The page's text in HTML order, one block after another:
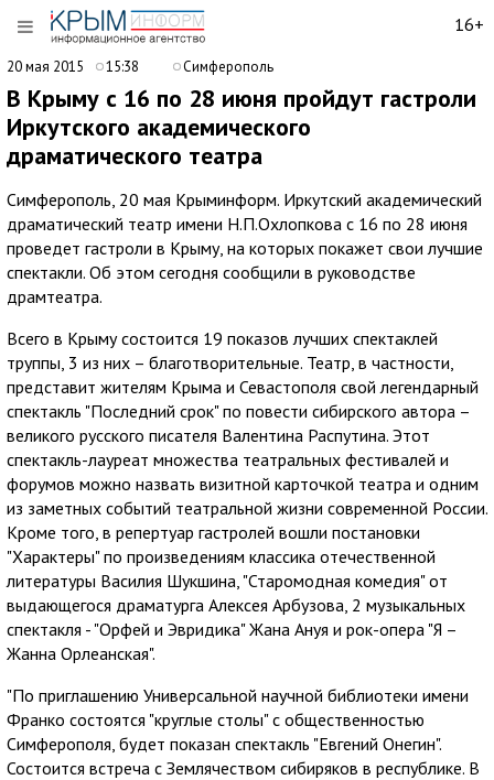
16+
20 мая 2015 15:38 Симферополь
В Крыму с 16 по 28 июня пройдут гастроли
Иркутского академического
драматического театра
Симферополь, 20 мая Крыминформ. Иркутский академический
драматический театр имени Н.П.Охлопкова с 16 по 28 июня
проведет гастроли в Крыму, на которых покажет свои лучшие
спектакли. Об этом сегодня сообщили в руководстве
драмтеатра.
Всего в Крыму состоится 19 показов лучших спектаклей
труппы, 3 из них – благотворительные. Театр, в частности,
представит жителям Крыма и Севастополя свой легендарный
спектакль "Последний срок" по повести сибирского автора –
великого русского писателя Валентина Распутина. Этот
спектакль-лауреат множества театральных фестивалей и
форумов можно назвать визитной карточкой театра и одним
из заметных событий театральной жизни современной России.
Кроме того, в репертуар гастролей вошли постановки
"Характеры" по произведениям классика отечественной
литературы Василия Шукшина, "Старомодная комедия" от
выдающегося драматурга Алексея Арбузова, 2 музыкальных
спектакля - "Орфей и Эвридика" Жана Ануя и рок-опера "Я –
Жанна Орлеанская".
"По приглашению Универсальной научной библиотеки имени
Франко состоятся "круглые столы" с общественностью
Симферополя, будет показан спектакль "Евгений Онегин".
Состоится встреча с Землячеством сибиряков в республике. В